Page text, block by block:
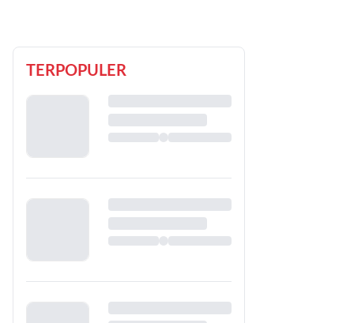
TERPOPULER